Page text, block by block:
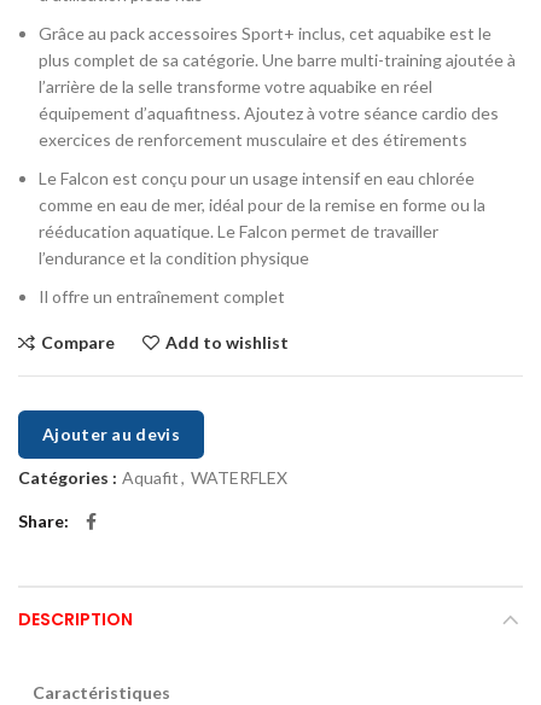
Grâce au pack accessoires Sport+ inclus, cet aquabike est le
plus complet de sa catégorie. Une barre multi-training ajoutée à
l’arrière de la selle transforme votre aquabike en réel
équipement d’aquafitness. Ajoutez à votre séance cardio des
exercices de renforcement musculaire et des étirements
Le Falcon est conçu pour un usage intensif en eau chlorée
comme en eau de mer, idéal pour de la remise en forme ou la
rééducation aquatique. Le Falcon permet de travailler
l’endurance et la condition physique
Il offre un entraînement complet
Compare Add to wishlist
Ajouter au devis
Catégories : Aquafit, WATERFLEX
Share
DESCRIPTION
Caractéristiques